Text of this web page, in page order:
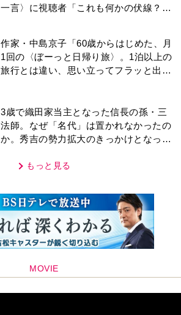
一言〉に視聴者「これも何かの伏線？」
作家・中島京子「60歳からはじめた、月
1回の〈ぼーっと日帰り旅〉。1泊以上の
旅行とは違い、思い立ってフラッと出か
3歳で織田家当主となった信長の孫・三
法師。なぜ「名代」は置かれなかったの
か。秀吉の勢力拡大のきっかけとなった
が『豊臣兄弟！』を解説
もっと見る
MOVIE